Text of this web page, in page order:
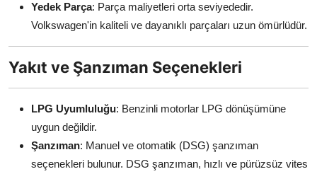
Yedek Parça: Parça maliyetleri orta seviyededir.
Volkswagen'in kaliteli ve dayanıklı parçaları uzun ömürlüdür.
Yakıt ve Şanzıman Seçenekleri
LPG Uyumluluğu: Benzinli motorlar LPG dönüşümüne
uygun değildir.
Şanzıman: Manuel ve otomatik (DSG) şanzıman
seçenekleri bulunur. DSG şanzıman, hızlı ve pürüzsüz vites